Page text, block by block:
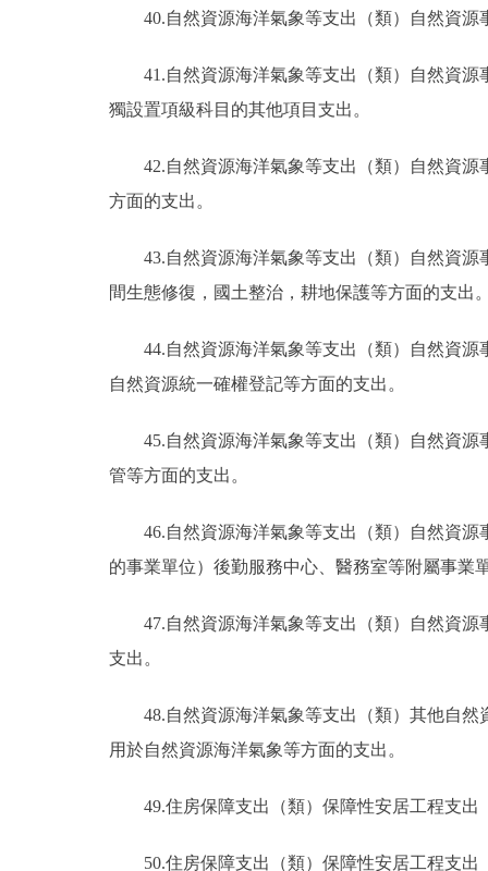
40.自然資源海洋氣象等支出（類）自然資
41.自然資源海洋氣象等支出（類）自然資
獨設置項級科目的其他項目支出。
42.自然資源海洋氣象等支出（類）自然資
方面的支出。
43.自然資源海洋氣象等支出（類）自然資
間生態修復，國土整治，耕地保護等方面的支出
44.自然資源海洋氣象等支出（類）自然資
自然資源統一確權登記等方面的支出。
45.自然資源海洋氣象等支出（類）自然資
管等方面的支出。
46.自然資源海洋氣象等支出（類）自然資
的事業單位）後勤服務中心、醫務室等附屬事業
47.自然資源海洋氣象等支出（類）自然資
支出。
48.自然資源海洋氣象等支出（類）其他自
用於自然資源海洋氣象等方面的支出。
49.住房保障支出（類）保障性安居工程支
50.住房保障支出（類）保障性安居工程支